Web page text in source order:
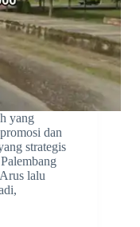
yang
dan
strategis
lalu